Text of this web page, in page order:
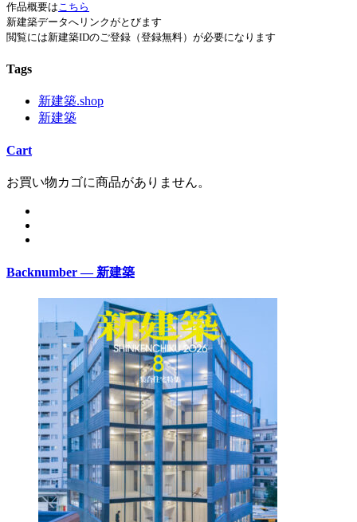
作品概要はこちら
新建築データへリンクがとびます
閲覧には新建築IDのご登録（登録無料）が必要になります
Tags
新建築.shop
新建築
Cart
お買い物カゴに商品がありません。
Backnumber — 新建築